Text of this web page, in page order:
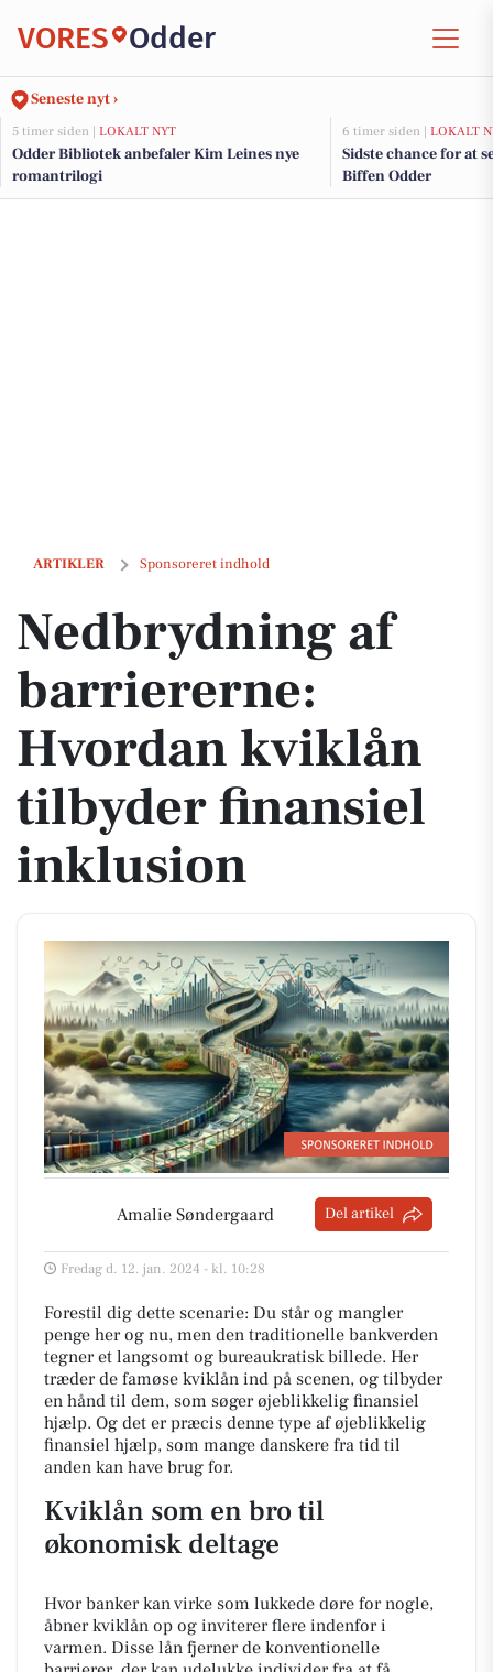
VORES Odder
Seneste nyt ›
5 timer siden | LOKALT NYT
Odder Bibliotek anbefaler Kim Leines nye
romantrilogi
6 timer siden | LOKALT
Sidste chance for at
Biffen Odder
ARTIKLER Sponsoreret indhold
Nedbrydning af barriererne: Hvordan kviklån tilbyder finansiel
Nedbrydning af
barriererne:
Hvordan kviklån
tilbyder finansiel
inklusion
Amalie Søndergaard Del artikel
Fredag d. 12. jan. 2024 - kl. 10:28
Forestil dig dette scenarie: Du står og mangler
penge her og nu, men den traditionelle bankverden
tegner et langsomt og bureaukratisk billede. Her
træder de famøse kviklån ind på scenen, og tilbyder
en hånd til dem, som søger øjeblikkelig finansiel
hjælp. Og det er præcis denne type af øjeblikkelig
finansiel hjælp, som mange danskere fra tid til
anden kan have brug for.
Kviklån som en bro til
økonomisk deltage
Hvor banker kan virke som lukkede døre for nogle,
åbner kviklån op og inviterer flere indenfor i
varmen. Disse lån fjerner de konventionelle